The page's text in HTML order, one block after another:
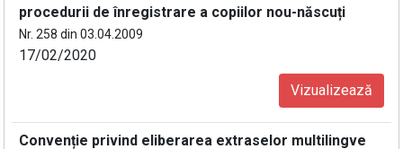
procedurii de înregistrare a copiilor nou-născuți
Nr. 258 din 03.04.2009
17/02/2020
Vizualizează
Convenție privind eliberarea extraselor multilingve